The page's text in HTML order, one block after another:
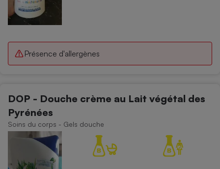
Présence d'allergènes
DOP - Douche crème au Lait végétal des
Pyrénées
Soins du corps - Gels douche